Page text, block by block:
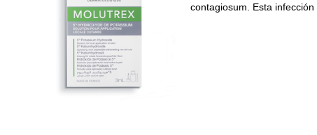
contagiosum. Esta